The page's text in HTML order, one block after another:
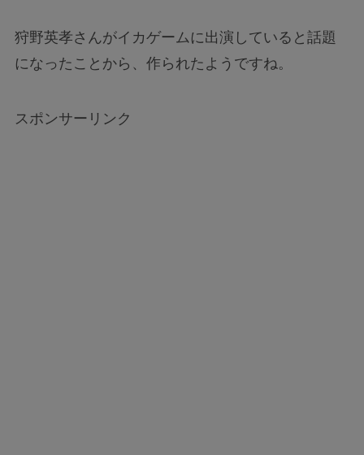
狩野英孝さんがイカゲームに出演していると話題
になったことから、作られたようですね。
スポンサーリンク